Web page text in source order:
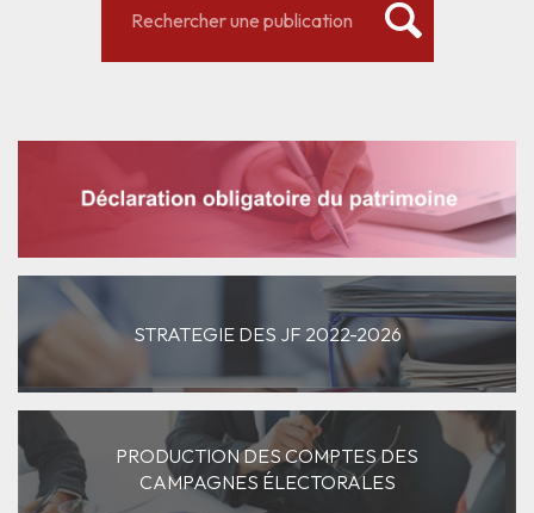
STRATEGIE DES JF 2022-2026
PRODUCTION DES COMPTES DES
CAMPAGNES ÉLECTORALES